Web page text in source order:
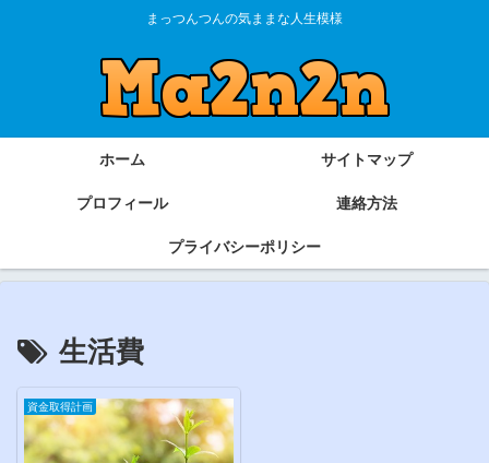
まっつんつんの気ままな人生模様
ホーム サイトマップ
プロフィール 連絡方法
プライバシーポリシー
生活費
資金取得計画